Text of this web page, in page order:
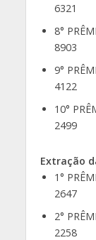
6321
8°
8903
9°
4122
10°
2499
Extração
1°
2647
2°
2258